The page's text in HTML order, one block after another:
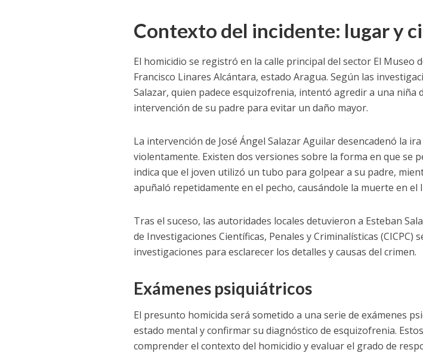
Contexto del incidente: lugar y
El homicidio se registró en la calle principal del sector El Museo
Francisco Linares Alcántara, estado Aragua. Según las
Salazar, quien padece esquizofrenia, intentó agredir a una niña
intervención de su padre para evitar un daño mayor.
La intervención de José Ángel Salazar Aguilar desencadenó la
violentamente. Existen dos versiones sobre la forma en que se
indica que el joven utilizó un tubo para golpear a su padre,
apuñaló repetidamente en el pecho, causándole la muerte en el
Tras el suceso, las autoridades locales detuvieron a Esteban
de Investigaciones Científicas, Penales y Criminalísticas (CICPC)
investigaciones para esclarecer los detalles y causas del crimen.
Exámenes psiquiátricos
El presunto homicida será sometido a una serie de exámenes
estado mental y confirmar su diagnóstico de esquizofrenia.
comprender el contexto del homicidio y evaluar el grado de